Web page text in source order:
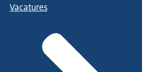
Vacatures